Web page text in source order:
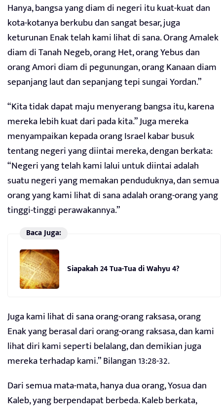
Hanya, bangsa yang diam di negeri itu kuat-kuat dan
kota-kotanya berkubu dan sangat besar, juga
keturunan Enak telah kami lihat di sana. Orang Amalek
diam di Tanah Negeb, orang Het, orang Yebus dan
orang Amori diam di pegunungan, orang Kanaan diam
sepanjang laut dan sepanjang tepi sungai Yordan.”
“Kita tidak dapat maju menyerang bangsa itu, karena
mereka lebih kuat dari pada kita.” Juga mereka
menyampaikan kepada orang Israel kabar busuk
tentang negeri yang diintai mereka, dengan berkata:
“Negeri yang telah kami lalui untuk diintai adalah
suatu negeri yang memakan penduduknya, dan semua
orang yang kami lihat di sana adalah orang-orang yang
tinggi-tinggi perawakannya.”
Baca Juga:
Siapakah 24 Tua-Tua di Wahyu 4?
Juga kami lihat di sana orang-orang raksasa, orang
Enak yang berasal dari orang-orang raksasa, dan kami
lihat diri kami seperti belalang, dan demikian juga
mereka terhadap kami.” Bilangan 13:28-32.
Dari semua mata-mata, hanya dua orang, Yosua dan
Kaleb, yang berpendapat berbeda. Kaleb berkata,